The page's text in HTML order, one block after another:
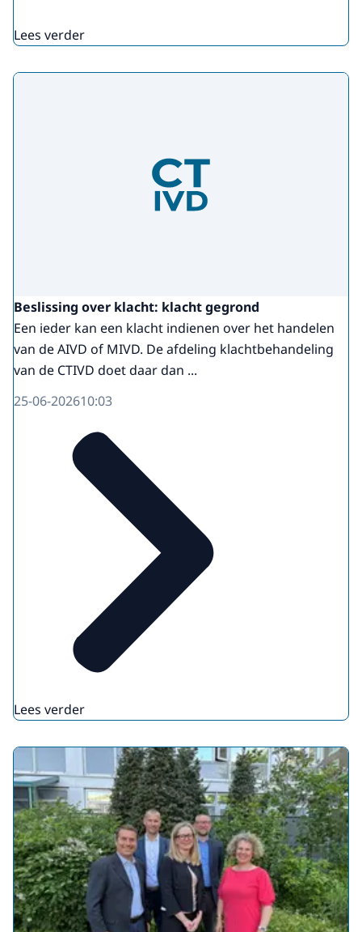
Lees verder
Beslissing over klacht: klacht gegrond
Een ieder kan een klacht indienen over het handelen
van de AIVD of MIVD. De afdeling klachtbehandeling
van de CTIVD doet daar dan ...
25-06-202610:03
Lees verder